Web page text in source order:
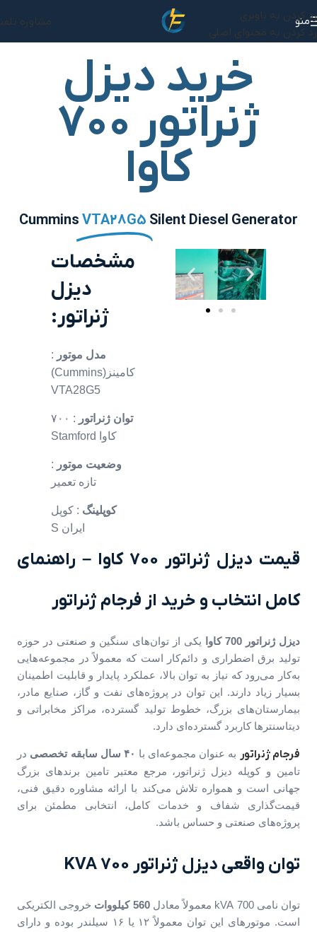
رد کردن به ناوبری
رد کردن به محتوای اصلی
منو مشاوره
خرید دیزل
ژنراتور ۷۰۰
کاوا
CumminsVTA28G5 Silent Diesel Generator
مشخصات
دیزل
ژنراتور:
مدل موتور :
کامینز(Cummins)
VTA28G5
توان ژنراتور
: ۷۰۰
کاوا Stamford
وضعیت موتور :
تازه تعمیر
کوپلینگ : کوپل
ایران S
قیمت دیزل ژنراتور 700 کاوا – راهنمای
کامل انتخاب و خرید از فرجام ژنراتور
دیزل ژنراتور 700 کاوا
یکی از توان‌های سنگین و صنعتی در حوزه
تولید برق اضطراری و دائم‌کار است که معمولاً در مجموعه‌هایی
به‌کار می‌رود که نیاز به توان بالا، عملکرد پایدار و قابلیت اطمینان
بسیار زیاد دارند. این توان در پروژه‌های نفت و گاز، صنایع مادر،
بیمارستان‌های بزرگ، خطوط تولید گسترده، مراکز مخابراتی و
دیتاسنترها کاربرد گسترده‌ای دارد.
فرجام ژنراتور به عنوان مجموعه‌ای با ۴۰ سال سابقه تخصصی
در
تامین و کوپله دیزل ژنراتور، مرجع معتبر تامین برندهای بزرگ
جهانی است و همواره تلاش می‌کند با ارائه مشاوره دقیق فنی،
قیمت‌گذاری شفاف و خدمات کامل، انتخابی مطمئن برای
پروژه‌های صنعتی و حساس باشد.
توان واقعی دیزل ژنراتور 700 KVA
توان نامی 700 kVA معمولاً معادل 560 کیلووات
خروجی الکتریکی
است. موتورهای این توان معمولاً ۱۲ یا ۱۶ سیلندر بوده و دارای